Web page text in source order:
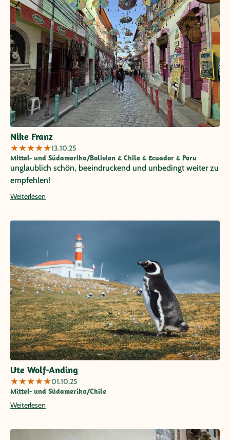
war es nicht zu heiß. Es war eine Reise die wir sicherlich nie
vergessen werden und in sehr guter Erinnerung behalten
werden!
Nike Franz
★★★★★13.10.25
Mittel- und Südamerika/Bolivien & Chile & Ecuador & Peru
unglaublich schön, beeindruckend und unbedingt weiter zu
empfehlen!
Weiterlesen
Ute Wolf-Anding
★★★★★01.10.25
Mittel- und Südamerika/Chile
Weiterlesen